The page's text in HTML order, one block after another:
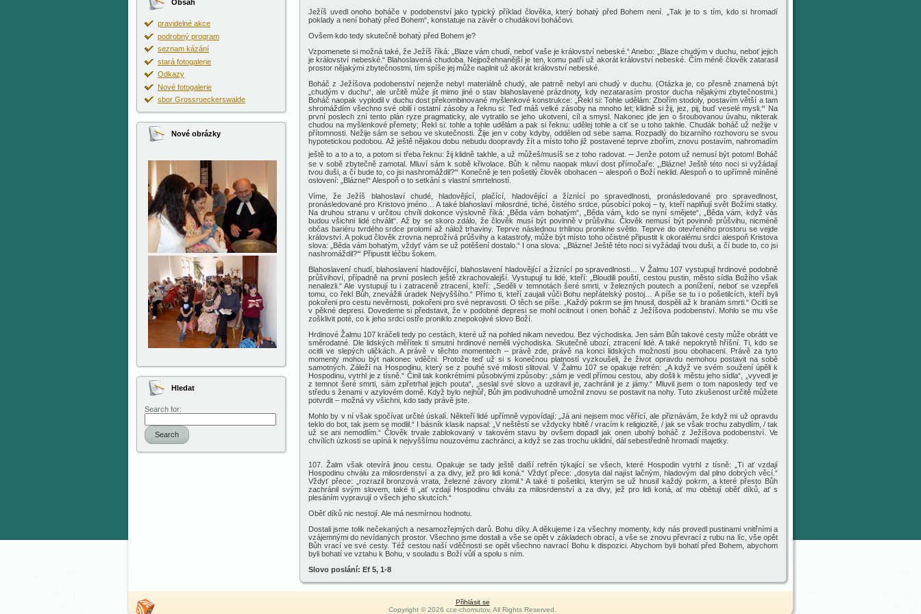
Obsah
pravidelné akce
podrobný program
seznam kázání
stará fotogalerie
Odkazy
Nové fotogalerie
sbor Grossrueckerswalde
Nové obrázky
Hledat
Search for:
Search
Ježíš uvedl onoho boháče v podobenství jako typický příklad člověka, který bohatý před Bohem není.
„Tak je to s tím, kdo si hromadí
poklady a není bohatý před Bohem“, konstatuje na závěr o chudákovi boháčovi.
Ovšem kdo tedy skutečně bohatý před Bohem je?
Vzpomenete si možná také, že Ježíš říká: „Blaze vám chudí, neboť vaše je království nebeské.“ Anebo: „Blaze chudým v duchu, neboť jejich
je království nebeské.“ Blahoslavená chudoba. Nejpožehnanější je ten, komu patří už akorát království nebeské. Čím méně člověk zatarasil
prostor nějakými zbytečnostmi, tím spíše jej může naplnit už akorát království nebeské.
Boháč z Ježíšova podobenství nejenže nebyl materiálně chudý, ale patrně nebyl ani chudý v duchu. (Otázka je, co přesně znamená být
„chudým v duchu“, ale určitě může jít mimo jiné o stav blahoslavené prázdnoty, kdy nezatarasím prostor ducha nějakými zbytečnostmi.)
Boháč naopak vyplodil v duchu dost překombinované myšlenkové konstrukce: „Řekl si: Tohle udělám: Zbořím stodoly, postavím větší a tam
shromáždím všechno své obilí i ostatní zásoby a řeknu si: Teď máš velké zásoby na mnoho let; klidně si žij, jez, pij, buď veselé mysli.‘“ Na
první poslech zní tento plán ryze pragmaticky, ale vytratilo se jeho ukotvení, cíl a smysl. Nakonec jdejen o šroubovanou úvahu, nikterak
chudou na myšlenkové přemety; Řekl si: tohle a tohle udělám a pak si řeknu: udělej tohle a ciť se u toho takhle. Chudák boháč už nežije v
přítomnosti. Nežije sám se sebou ve skutečnosti. Žije jen v coby kdyby, oddělen od sebe sama. Rozpadlý do bizarního rozhovoru se svou
hypotetickou podobou. Až ještě nějakou dobu nebudu doopravdy žít a místo tohojiž postavené teprvezbořím,znovu postavím, nahromadím
ještěto a to a to, apotom si třeba řeknu: žij klidně takhle,a už můžeš/musíš se z toho radovat.– Jenže potom už nemusí být potom! Boháč
se v sobě zbytečně zamotal. Mluví sám k sobě křivolace. Bůh k němu naopak mluví dost přímočaře: „‚Blázne! Ještě této noci si vyžádají
tvou duši, a čí bude to, co jsi nashromáždil?‘“ Konečně je ten pošetilý člověk obohacen – alespoň o Boží neklid. Alespoň o to upřímně míněné
oslovení: „Blázne!“ Alespoň o to setkání s vlastní smrtelností.
Víme, že Ježíš blahoslaví chudé, hladovějící, plačící, hladovějící a žíznící po spravedlnosti, pronásledované pro spravedlnost,
pronásledované pro Kristovo jméno… A také blahoslaví milosrdné, tiché, čistého srdce, působící pokoj – ty, kteří naplňují svět Božími statky.
Na druhou stranu v určitou chvíli dokonce výslovně říká:
„Běda vám bohatým“, „Běda vám, kdo se nyní smějete“, „Běda vám, když vás
budou všichni lidé chválit“. Až by se skoro zdálo, že člověk musí být povinně v průšvihu. Člověk nemusí být povinně průšvihu, nicméně
občas bariéru tvrdého srdce prolomí až náložtrhaviny. Teprve následnou trhlinou pronikne světlo. Teprve do otevřeného prostoru se vejde
království. A pokud člověk zrovna neprožívá průšvihy a katastrofy, může být místo toho očistné připustit k okoralému srdci alespoň Kristova
slova: „Běda vám bohatým, vždyť vám se už potěšení dostalo.“ I ona slova: „‚Blázne! Ještě této noci si vyžádají tvou duši, a čí bude to, co jsi
nashromáždil?‘“ Připustit léčbu šokem.
Blahoslavení chudí, blahoslavení hladovějící, blahoslavení hladovějící a žíznící po spravedlnosti… V Žalmu 107 vystupují hrdinové podobně
průšvihoví, případně na první poslech ještě zkrachovalejší . Vystupují tu lidé, kteří: „Bloudili pouští, cestou pustin, město sídla Božího však
nenalezli.“ Ale vystupují tu i zatraceně ztracení, kteří: „Seděli v temnotách šeré smrti, v železných poutech a ponížení, neboť se vzepřeli
tomu, co řekl Bůh, znevážili úradek Nejvyššího.“ Přímo ti, kteří zaujali vůči Bohu nepřátelský postoj… A píše se tu i o pošetilcích, kteří byli
pokořeni pro cestu nevěrnosti, pokořeni pro své nepravosti. O těch se píše. „Každý pokrm se jim hnusil, dospěli až k branám smrti.“ Ocitli se
v pěkné depresi. Dovedeme si představit, že v podobné depresi se mohl ocitnout i onen boháč z Ježíšova podobenství. Mohlo se mu vše
zošklivit poté, co k jeho srdci ostře proniklo znepokojivé slovo Boží.
Hrdinové Žalmu 107 kráčeli tedy po cestách, které už na pohled nikam nevedou. Bez východiska. Jen sám Bůh takové cesty může obrátit ve
směrodatné . Dle lidských měřítekti smutní hrdinovéneměli východiska. Skutečně ubozí, ztracení lidé. A také nepokrytě hříšní. Ti, kdose
ocitli ve slepých uličkách . A právě v těchto momentech – právě zde,právěna konci lidských možnostíjsou obohaceni. Právě za tyto
momenty mohou být nakonec vděčni. Protože teď už si s konečnou platností vyzkoušeli, že život opravdu nemohou postavit na sobě
samotných. Záleží na Hospodinu, který se z pouhé své milosti slitoval. V Žalmu 107 se opakuje refrén: „A když ve svém soužení úpěli k
Hospodinu, vytrhl je z tísně.“ Činil tak konkrétními působivými způsoby: „sám je vedl přímou cestou, aby došli k městu jeho sídla“, „vyvedl je
z temnot šeré smrti, sám zpřetrhal jejich pouta“, „seslal své slovo a uzdravil je, zachránil je z jámy.“ Mluvil jsem o tomnaposledy teďve
středu sženami v azylovém domě. Když bylo nejhůř, Bůh jim podivuhodně umožnil znovu se postavit na nohy. Tuto zkušenost určitě můžete
potvrdit – možná vy všichni, kdo tady právě jste.
Mohlo by v nívšak spočívat určité úskalí. Někteří lidé upřímně vypovídají: „Já ani nejsem moc věřící, ale přiznávám, že když mi už opravdu
teklo do bot, tak jsem se modlil.“ I básník klasik napsal: „V neštěstí se vždycky hbitě / vracím k religiozitě, / jak se však trochu zabydlím, / tak
už se ani nemodlím.“ Člověk trvale zablokovaný v takovém stavu by ovšem dopadl jak onen ubohý boháč z Ježíšova podobenství. Ve
chvílích úzkosti se upíná k nejvyššímu nouzovému zachránci, a když se zas trochu uklidní, dál sebestředně hromadí majetky.
107. Žalm všakotevírá jinou cestu. Opakuje se tady ještě další refrén týkající se všech, které Hospodin vytrhl z tísně: „Ti ať vzdají
Hospodinu chválu za milosrdenství a za divy, jež pro lidi koná.“ Vždyť přece: „dosyta dal najíst lačným, hladovým dal plno dobrých věcí.“
Vždyť přece: „rozrazil bronzová vrata, železné závory zlomil.“ A také ti pošetilci, kterým se už hnusil každý pokrm, a které přesto Bůh
zachránil svým slovem, také ti „ať vzdají Hospodinu chválu za milosrdenství a za divy, jež pro lidi koná, ať mu obětují oběť díků, ať s
plesáním vypravují o všech jeho skutcích.“
Oběť díků nic nestojí. Ale má nesmírnou hodnotu.
Dostali jsme tolik nečekaných a nesamozřejmých darů. Bohu díky. A děkujeme i za všechny momenty, kdy nás provedl pustinami vnitřními a
vzájemnými do nevídaných prostor. Všechno jsme dostali a vše se opět v základech obrací, a vše se znovu převracíz rubu na líc, vše opět
Bůh vracíve své cesty. Též cestou naší vděčnosti se opět všechno navrací Bohu k dispozici. Abychom byli bohatí před Bohem, abychom
byli bohatí ve vztahu k Bohu, v souladu s Boží vůlí a spolu s ním.
Slovo poslání: Ef 5, 1-8
Přihlásit se
Copyright © 2026 cce-chomutov. All Rights Reserved.